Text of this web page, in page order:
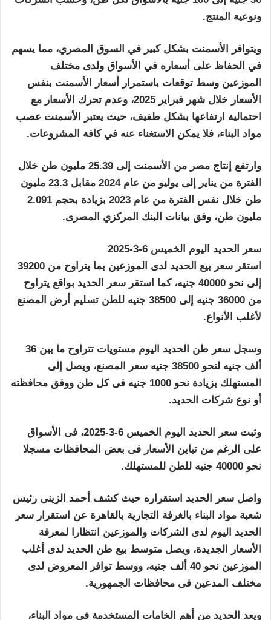
ونوعية المنتج.
ويتوافر الأسمنت بشكل كبير في السوق المصري، مما يسهم
في الحفاظ على أسعاره في الأسواق ولدى مختلف
الموزعين وسط توقعات باستمرار أسعار الأسمنت بنفس
الأسعار خلال شهر فبراير 2025، وعدم تحرك الأسعار مع
احتمالية ارتفاعها بشكل طفيف، حيث يعتبر الأسمنت عصب
مواد البناء، فلا يمكن الاستغناء عنه في كافة المشروعات.
وارتفع إنتاج مصر من الأسمنت إلى 25.39 مليون طن خلال
الفترة من يناير إلى يوليو من عام 2024 مقابل 23.3 مليون
طن خلال نفس الفترة من عام 2023 بزيادة بحجم 2.091
مليون طن، وفق بيانات البنك المركزي المصرى.
سعر الحديد اليوم الخميس 6-3-2025
استقر سعر بيع الحديد لدى الموزعين بما يتراوح من 39200
إلى نحو 40000 جنيه، كما استقر سعر الحديد بواقع يتراوح
من 36000 جنيه إلى 38500 جنيه للطن تسليم أرض المصنع
لأغلب الأنواع.
وسجل سعر طن الحديد اليوم مستويات تتراوح ما بين 36
ألف جنيه لنحو 38500 جنيه سعر المصنع، ويصل إلى
المستهلك بزيادة نحو 1000 جنيه فى كل طن ووفق محافظته
أو نوع شركات الحديد.
وثبت سعر الحديد اليوم الخميس 6-3-2025، فى الأسواق
على الرغم من تباين الأسعار فى بعض المحافظات مسجلا
نحو 40000 جنيه للطن للمستهلك.
واصل سعر الحديد استقراره حيث كشف أحمد الزينى رئيس
شعبة مواد البناء بالغرفة التجارية بالقاهرة عن استقرار سعر
الحديد اليوم لدى الشركات والموزعين انتظارا لمعرفة
الأسعار الجديدة، ويصل متوسط بيع طن الحديد لدى أغلب
الموزعين نحو 40 ألف جنيه، ووسط توافر المعروض لدى
مختلف المدعين فى محافظات الجمهورية.
ويعد الحديد من أهم الخامات المستخدمة فى مواد البناء،